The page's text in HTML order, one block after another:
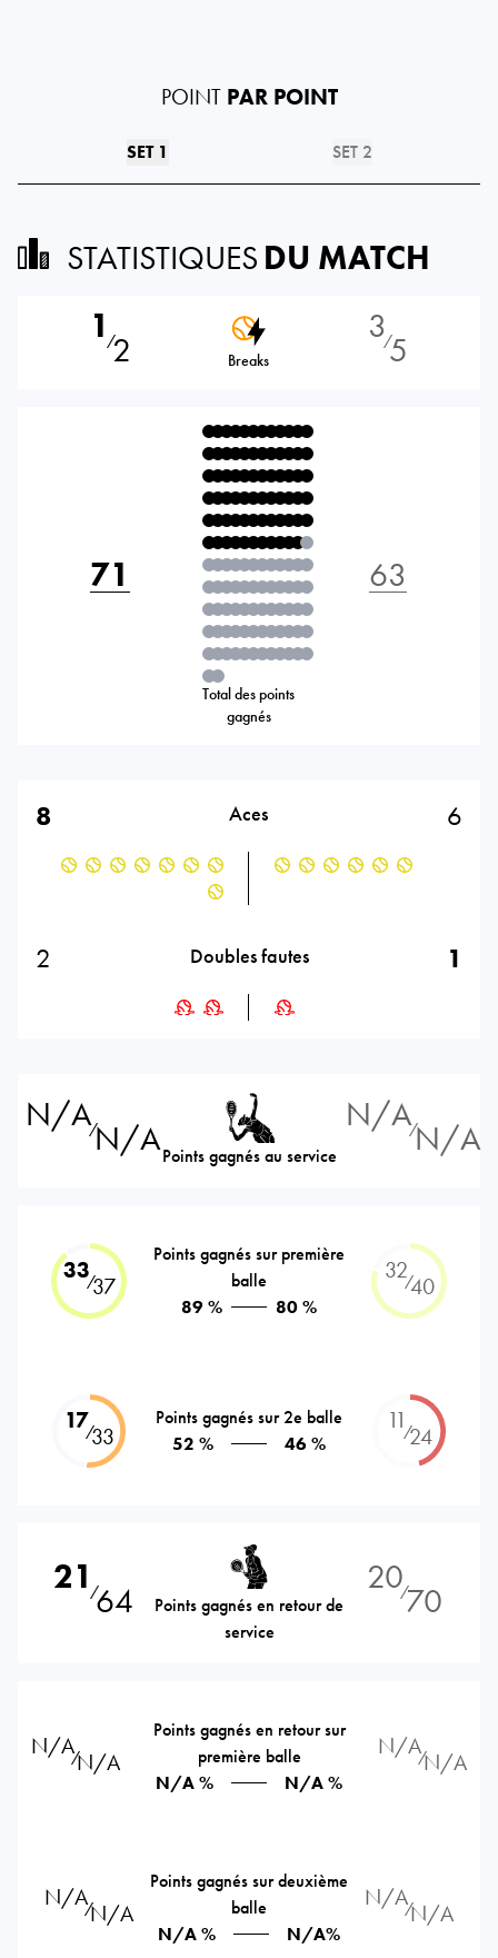
POINT PAR POINT
SET 1 SET 2
STATISTIQUES DU MATCH
1 ⁄2 Breaks
3⁄5
71
Total des points
gagnés
63
8 Aces 6
2 Doubles fautes 1
N/A⁄N/APoints gagnés au service
N/A⁄N/A
33⁄37
Points gagnés sur première
balle
89 %
80 %
32⁄40
17⁄33
Points gagnés sur 2e balle
52 %
46 %
11⁄24
21 ⁄64
Points gagnés en retour de
service
20⁄70
N/A⁄N/A
Points gagnés en retour sur
première balle
N/A %
N/A %
N/A⁄N/A
N/A⁄N/A
Points gagnés sur deuxième
balle
N/A %
N/A%
N/A⁄N/A